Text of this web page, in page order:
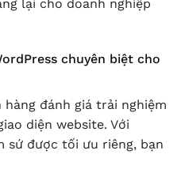
lại cho doanh nghiệp
chuyên biệt cho
đánh giá trải nghiệm
diện website. Với
sứ được tối ưu riêng, bạn